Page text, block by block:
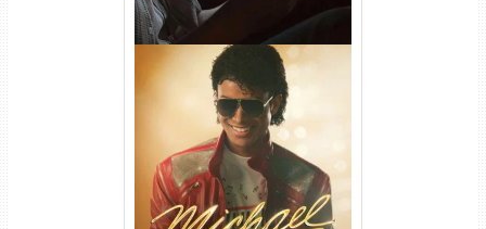
Michael Torrent (2026) WEB-
DL 1080p/4K Dual Áudio